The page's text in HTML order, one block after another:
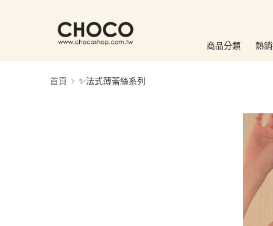
商品分類 熱
首頁 ✨法式薄蕾絲系列